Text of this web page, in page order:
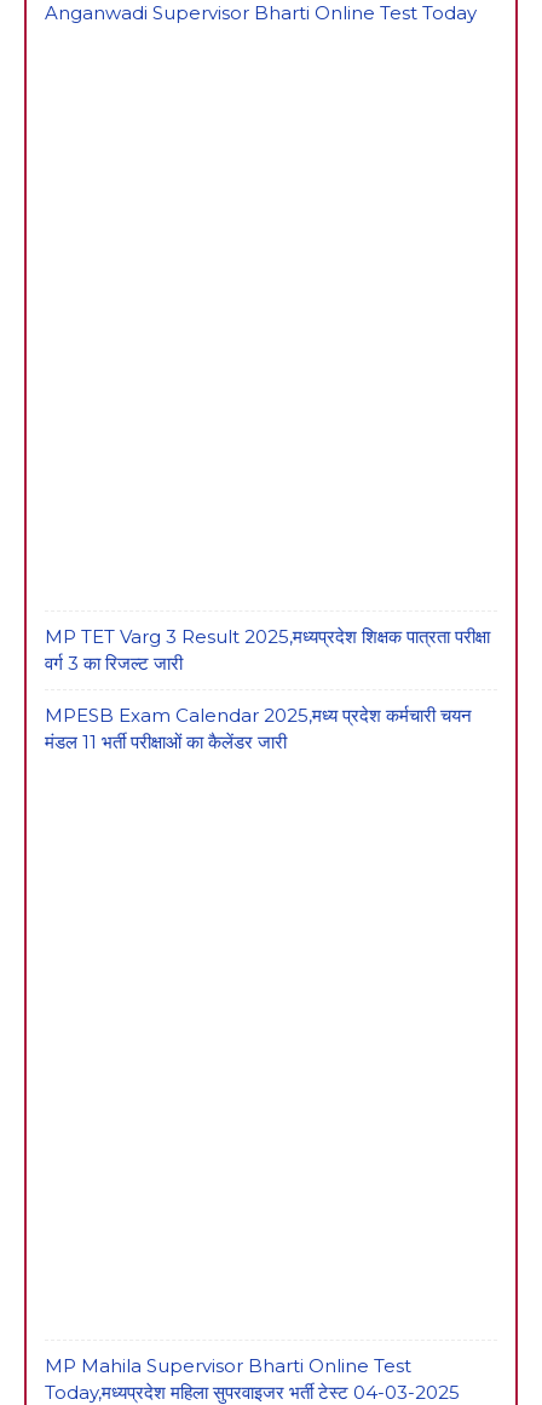
Anganwadi Supervisor Bharti Online Test Today
MP TET Varg 3 Result 2025,मध्यप्रदेश शिक्षक पात्रता परीक्षा
वर्ग 3 का रिजल्ट जारी
MPESB Exam Calendar 2025,मध्य प्रदेश कर्मचारी चयन
मंडल 11 भर्ती परीक्षाओं का कैलेंडर जारी
MP Mahila Supervisor Bharti Online Test
Today,मध्यप्रदेश महिला सुपरवाइजर भर्ती टेस्ट 04-03-2025